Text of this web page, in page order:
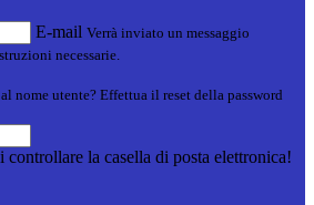
E-mail Verrà inviato un messaggio
necessarie.
nome utente? Effettua il reset della password
la casella di posta elettronica!